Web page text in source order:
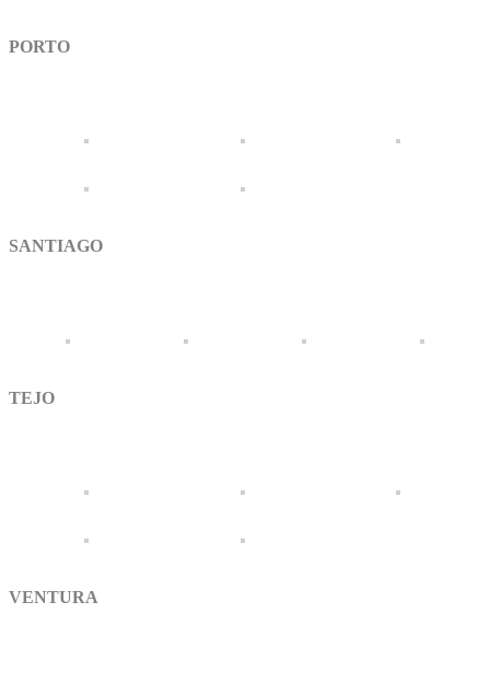
PORTO
SANTIAGO
TEJO
VENTURA